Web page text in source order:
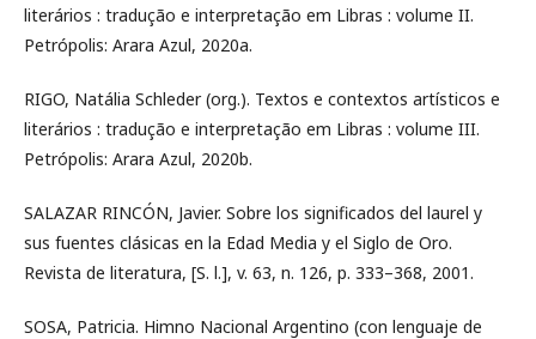
literários : tradução e interpretação em Libras : volume II.
Petrópolis: Arara Azul, 2020a.
RIGO, Natália Schleder (org.). Textos e contextos artísticos e
literários : tradução e interpretação em Libras : volume III.
Petrópolis: Arara Azul, 2020b.
SALAZAR RINCÓN, Javier. Sobre los significados del laurel y
sus fuentes clásicas en la Edad Media y el Siglo de Oro.
Revista de literatura, [S. l.], v. 63, n. 126, p. 333–368, 2001.
SOSA, Patricia. Himno Nacional Argentino (con lenguaje de